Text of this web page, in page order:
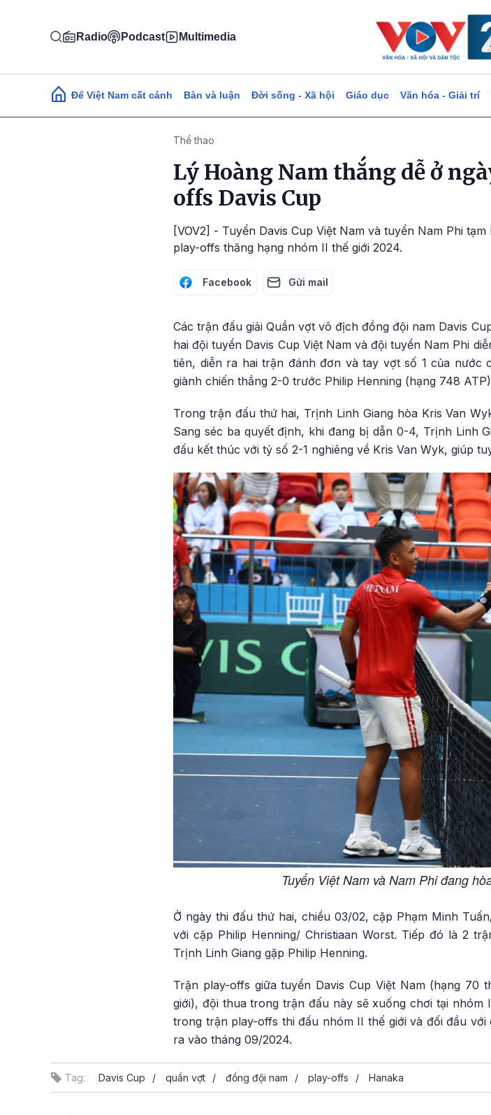
Radio Podcast Multimedia
Main navigation
Để Việt Nam cất cánh Bàn và luận Đời sống - Xã hội Giáo dục Văn hóa - Giải trí
Thể thao
Lý Hoàng Nam thắng dễ ở
offs Davis Cup
[VOV2] - Tuyển Davis Cup Việt Nam và tuyển Nam Phi
play-offs thăng hạng nhóm II thế giới 2024.
Facebook Gửi mail
Các trận đấu giải Quần vợt vô địch đồng đội nam Davis
hai đội tuyển Davis Cup Việt Nam và đội tuyển Nam Phi
tiên, diễn ra hai trận đánh đơn và tay vợt số 1 của nước
giành chiến thắng 2-0 trước Philip Henning (hạng 748
Trong trận đấu thứ hai, Trịnh Linh Giang hòa Kris Van
Sang séc ba quyết định, khi đang bị dẫn 0-4, Trịnh Linh
đấu kết thúc với tỷ số 2-1 nghiêng về Kris Van Wyk, giúp
Tuyển Việt Nam và Nam Phi đang
Ở ngày thi đấu thứ hai, chiều 03/02, cặp Phạm Minh
với cặp Philip Henning/ Christiaan Worst. Tiếp đó là 2
Trịnh Linh Giang gặp Philip Henning.
Trận play-offs giữa tuyển Davis Cup Việt Nam (hạng 70
giới), đội thua trong trận đấu này sẽ xuống chơi tại
trong trận play-offs thi đấu nhóm II thế giới và đối đầu
ra vào tháng 09/2024.
Tag: Davis Cup quần vợt đồng đội nam play-offs Hanaka